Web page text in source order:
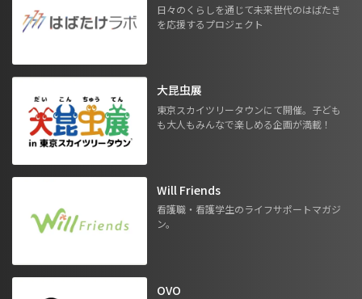
日々のくらしを通じて未来世代のはばたき
を応援するプロジェクト
大昆虫展
東京スカイツリータウンにて開催。子ども
も大人もみんなで楽しめる企画が満載！
Will Friends
看護職・看護学生のライフサポートマガジ
ン。
OVO